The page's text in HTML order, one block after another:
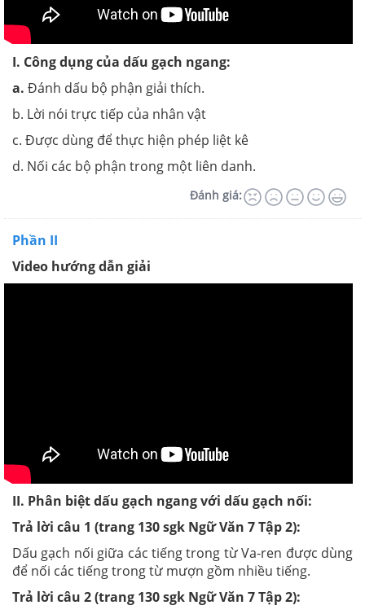
I. Công dụng của dấu gạch ngang:
a. Đánh dấu bộ phận giải thích.
b. Lời nói trực tiếp của nhân vật
c. Được dùng để thực hiện phép liệt kê
d. Nối các bộ phận trong một liên danh.
Đánh giá:
Phần II
Video hướng dẫn giải
II. Phân biệt dấu gạch ngang với dấu gạch nối:
Trả lời câu 1 (trang 130 sgk Ngữ Văn 7 Tập 2):
Dấu gạch nối giữa các tiếng trong từ Va-ren được dùng
để nối các tiếng trong từ mượn gồm nhiều tiếng.
Trả lời câu 2 (trang 130 sgk Ngữ Văn 7 Tập 2):